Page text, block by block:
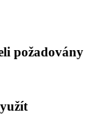
požadovány